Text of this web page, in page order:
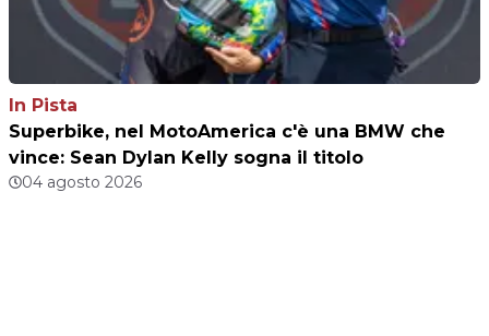
In Pista
Superbike, nel MotoAmerica c'è una BMW che
vince: Sean Dylan Kelly sogna il titolo
04 agosto 2026